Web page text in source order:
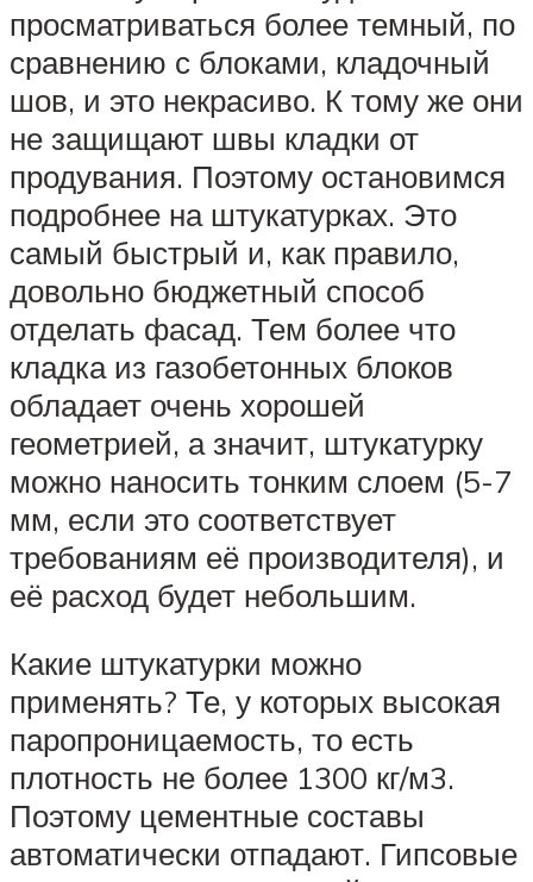
просматриваться более темный, по
сравнению с блоками, кладочный
шов, и это некрасиво. К тому же они
не защищают швы кладки от
продувания. Поэтому остановимся
подробнее на штукатурках. Это
самый быстрый и, как правило,
довольно бюджетный способ
отделать фасад. Тем более что
кладка из газобетонных блоков
обладает очень хорошей
геометрией, а значит, штукатурку
можно наносить тонким слоем (5-7
мм, если это соответствует
требованиям её производителя), и
её расход будет небольшим.
Какие штукатурки можно
применять? Те, у которых высокая
паропроницаемость, то есть
плотность не более 1300 кг/м3.
Поэтому цементные составы
автоматически отпадают. Гипсовые